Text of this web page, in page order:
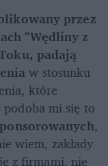
przez
"Wędliny z
padają
w stosunku
które
mi się to
,
wiem, zakłady
z firmami, nie